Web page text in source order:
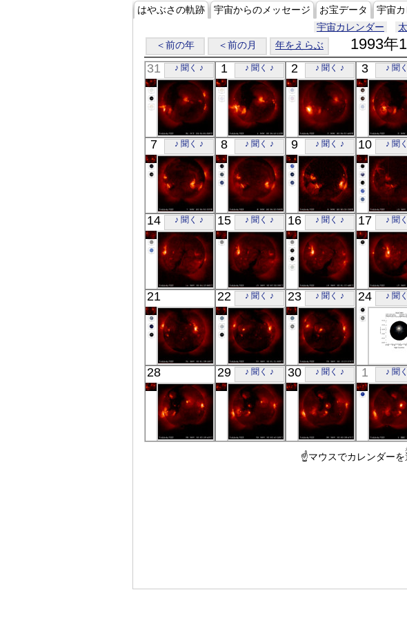
はやぶさの軌跡 宇宙からのメッセージ お宝データ 宇宙
宇宙カレンダー
＜前の年
＜前の月 年をえらぶ 1993年
31 ♪ 聞く ♪
「ようこう」
X線
1 ♪ 聞く ♪
「ようこう」
X線
2 ♪ 聞く ♪
「ようこう」
X線
3 ♪ 聞
「よう
X線
7 ♪ 聞く ♪
「ようこう」
X線
8 ♪ 聞く ♪
「ようこう」
X線
9 ♪ 聞く ♪
「ようこう」
X線
10 ♪ 聞
「よう
X線
14 ♪ 聞く ♪ 15 ♪ 聞く ♪
「ようこう」
X線
16 ♪ 聞く ♪
「ようこう」
X線
17 ♪ 聞
「よう
X線
21 22 ♪ 聞く ♪
「ようこう」
X線
23 ♪ 聞く ♪
「ようこう」
X線
24 ♪ 聞
X線
28 29 ♪ 聞く ♪ 30 ♪ 聞く ♪
X線
1 ♪ 聞
「ようこ
X線
☝マウスでカレンダーを